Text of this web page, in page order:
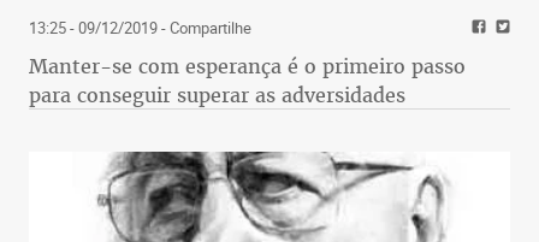
13:25 - 09/12/2019- Compartilhe
Manter-se com esperança é o primeiro passo
para conseguir superar as adversidades